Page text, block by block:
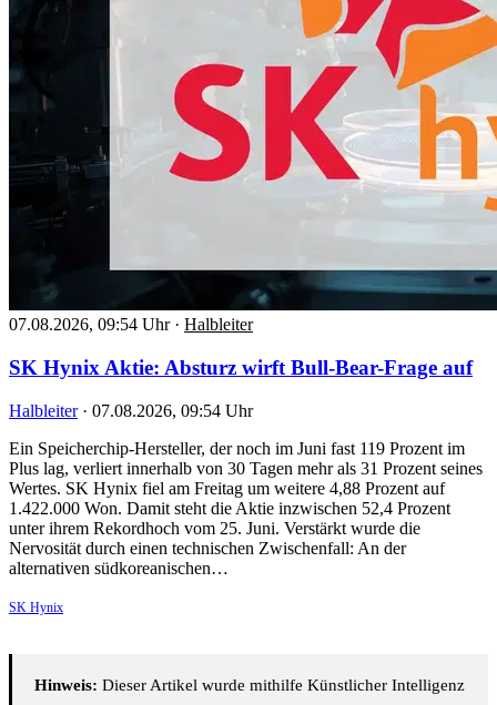
07.08.2026, 09:54 Uhr · Halbleiter
SK Hynix Aktie: Absturz wirft Bull-Bear-Frage auf
Halbleiter · 07.08.2026, 09:54 Uhr
Ein Speicherchip-Hersteller, der noch im Juni fast 119 Prozent im
Plus lag, verliert innerhalb von 30 Tagen mehr als 31 Prozent seines
Wertes. SK Hynix fiel am Freitag um weitere 4,88 Prozent auf
1.422.000 Won. Damit steht die Aktie inzwischen 52,4 Prozent
unter ihrem Rekordhoch vom 25. Juni. Verstärkt wurde die
Nervosität durch einen technischen Zwischenfall: An der
alternativen südkoreanischen…
SK Hynix
Hinweis: Dieser Artikel wurde mithilfe Künstlicher Intelligenz